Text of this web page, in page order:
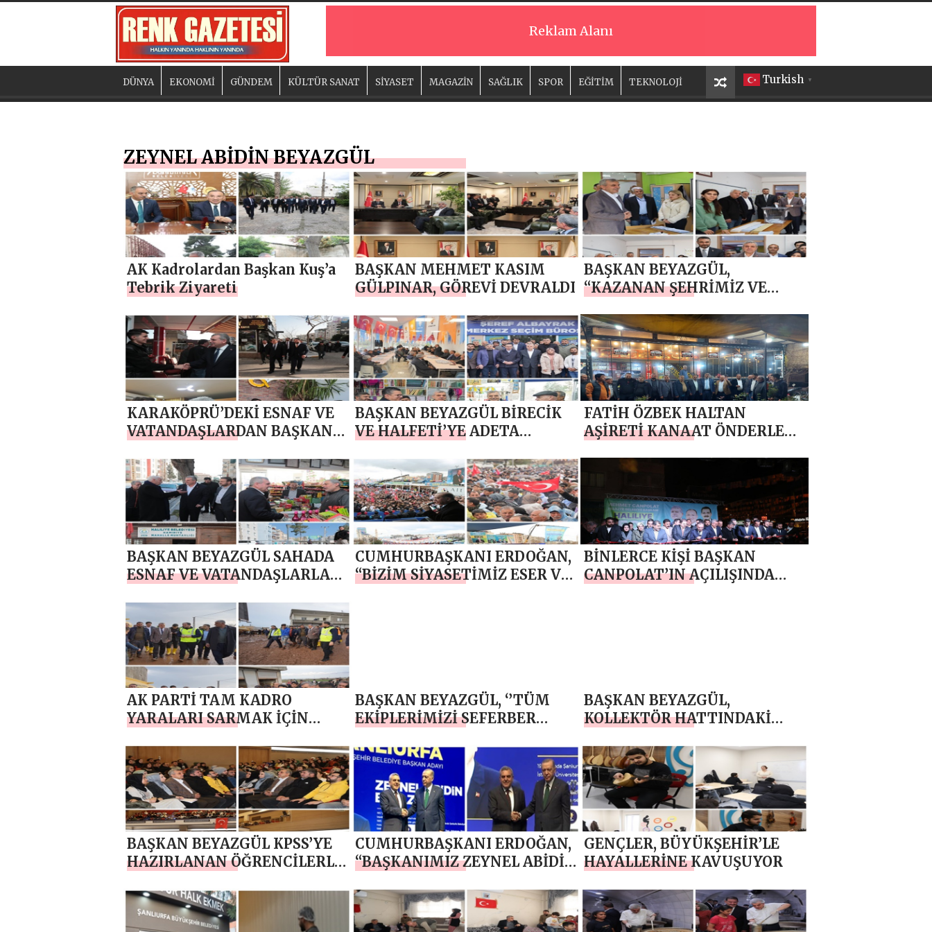
Reklam Alanı
Turkish ▼
DÜNYA EKONOMİ GÜNDEM KÜLTÜR SANAT SİYASET MAGAZİN SAĞLIK SPOR EĞİTİM TEKNOLOJİ
ZEYNEL ABİDİN BEYAZGÜL
AK Kadrolardan Başkan Kuş’a
Tebrik Ziyareti
BAŞKAN MEHMET KASIM
GÜLPINAR, GÖREVİ DEVRALDI
BAŞKAN BEYAZGÜL,
“KAZANAN ŞEHRİMİZ VE
KARAKÖPRÜ’DEKİ ESNAF VE
VATANDAŞLARDAN BAŞKAN
KADROLARA TAM DESTEK
Görüntülü
BAŞKAN BEYAZGÜL BİRECİK
VE HALFETİ’YE ADETA
FATİH ÖZBEK HALTAN
AŞİRETİ KANAAT ÖNDERLERİ
ARAYA GELDİ
BAŞKAN BEYAZGÜL SAHADA
ESNAF VE VATANDAŞLARLA
CUMHURBAŞKANI ERDOĞAN,
“BİZİM SİYASETİMİZ ESER VE
BİNLERCE KİŞİ BAŞKAN
CANPOLAT’IN AÇILIŞINDA
AK PARTİ TAM KADRO
YARALARI SARMAK İÇİN
BAŞKAN BEYAZGÜL, ‘’TÜM
EKİPLERİMİZİ SEFERBER
BAŞKAN BEYAZGÜL,
KOLLEKTÖR HATTINDAKİ
– GÖRÜNTÜLÜ
BAŞKAN BEYAZGÜL KPSS’YE
HAZIRLANAN ÖĞRENCİLERLE
CUMHURBAŞKANI ERDOĞAN,
“BAŞKANIMIZ ZEYNEL ABİDİN
EDİYORUZ”
GENÇLER, BÜYÜKŞEHİR’LE
HAYALLERİNE KAVUŞUYOR